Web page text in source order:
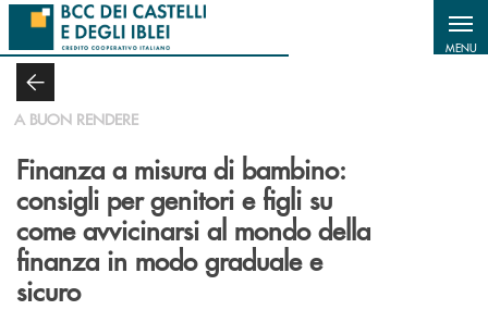
Salta al contenuto principale
MENU
A BUON RENDERE
Finanza a misura di bambino:
consigli per genitori e figli su
come avvicinarsi al mondo della
finanza in modo graduale e
sicuro